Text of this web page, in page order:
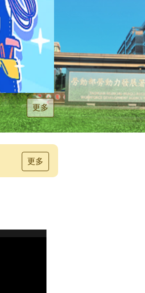
更多
更多